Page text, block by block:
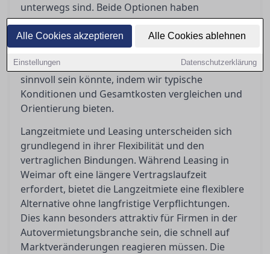
Alle Cookies akzeptieren Alle Cookies ablehnen
Einstellungen Datenschutzerklärung
unterwegs sind. Beide Optionen haben
spezifische Vorteile und unterschiedliche
Kostenstrukturen, die je nach individueller
Nutzung und Bedarf variieren können. In diesem
Artikel beleuchten wir, welche Option für Sie
sinnvoll sein könnte, indem wir typische
Konditionen und Gesamtkosten vergleichen und
Orientierung bieten.
Langzeitmiete und Leasing unterscheiden sich
grundlegend in ihrer Flexibilität und den
vertraglichen Bindungen. Während Leasing in
Weimar oft eine längere Vertragslaufzeit
erfordert, bietet die Langzeitmiete eine flexiblere
Alternative ohne langfristige Verpflichtungen.
Dies kann besonders attraktiv für Firmen in der
Autovermietungsbranche sein, die schnell auf
Marktveränderungen reagieren müssen. Die